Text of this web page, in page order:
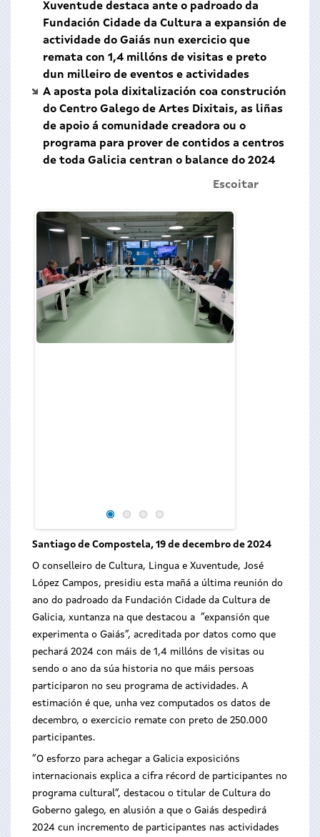
Xuventude destaca ante o padroado da
Fundación Cidade da Cultura a expansión de
actividade do Gaiás nun exercicio que
remata con 1,4 millóns de visitas e preto
dun milleiro de eventos e actividades
A aposta pola dixitalización coa construción
do Centro Galego de Artes Dixitais, as liñas
de apoio á comunidade creadora ou o
programa para prover de contidos a centros
de toda Galicia centran o balance do 2024
Escoitar
Santiago de Compostela, 19 de decembro de 2024
O conselleiro de Cultura, Lingua e Xuventude, José
López Campos, presidiu esta mañá a última reunión do
ano do padroado da Fundación Cidade da Cultura de
Galicia, xuntanza na que destacou a “expansión que
experimenta o Gaiás”, acreditada por datos como que
pechará 2024 con máis de 1,4 millóns de visitas ou
sendo o ano da súa historia no que máis persoas
participaron no seu programa de actividades. A
estimación é que, unha vez computados os datos de
decembro, o exercicio remate con preto de 250.000
participantes.
“O esforzo para achegar a Galicia exposicións
internacionais explica a cifra récord de participantes no
programa cultural”, destacou o titular de Cultura do
Goberno galego, en alusión a que o Gaiás despedirá
2024 cun incremento de participantes nas actividades